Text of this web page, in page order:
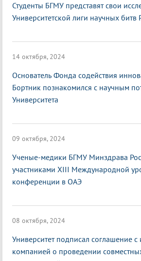
Студенты БГМУ представят свои
Университетской лиги научных битв
14 октября, 2024
Основатель Фонда содействия
Бортник познакомился с научным
Университета
09 октября, 2024
Ученые-медики БГМУ Минздрава
участниками XIII Международной
конференции в ОАЭ
08 октября, 2024
Университет подписал соглашение
компанией о проведении